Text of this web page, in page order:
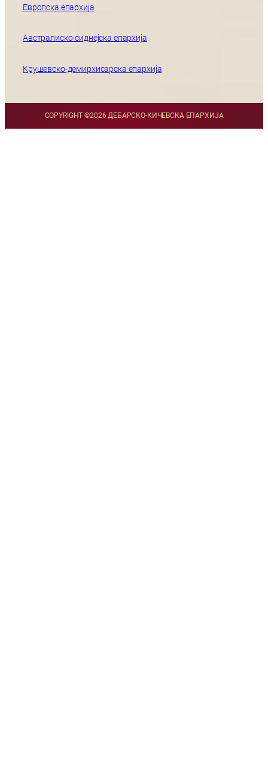
Европска епархија
Австралиско-сиднејска епархија
Крушевско-демирхисарска епархија
COPYRIGHT ©2026 ДЕБАРСКО-КИЧЕВСКА ЕПАРХИЈА